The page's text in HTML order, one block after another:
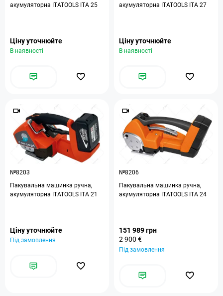
акумуляторна ITATOOLS ITA 25
Ціну уточнюйте
В наявності
акумуляторна ITATOOLS ITA 27
Ціну уточнюйте
В наявності
№8203
Пакувальна машинка ручна,
акумуляторна ITATOOLS ITA 21
Ціну уточнюйте
Під замовлення
№8206
Пакувальна машинка ручна,
акумуляторна ITATOOLS ITA 24
151 989 грн
2 900 €
Під замовлення